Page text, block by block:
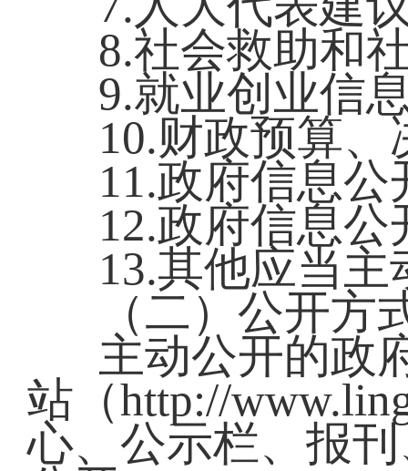
8.社会救助和
9.就业创业信
10.财政预算
11.政府信息公
12.政府信息
13.其他应当
（二）公开方
主动公开的政
站（http://
心、公示栏、报